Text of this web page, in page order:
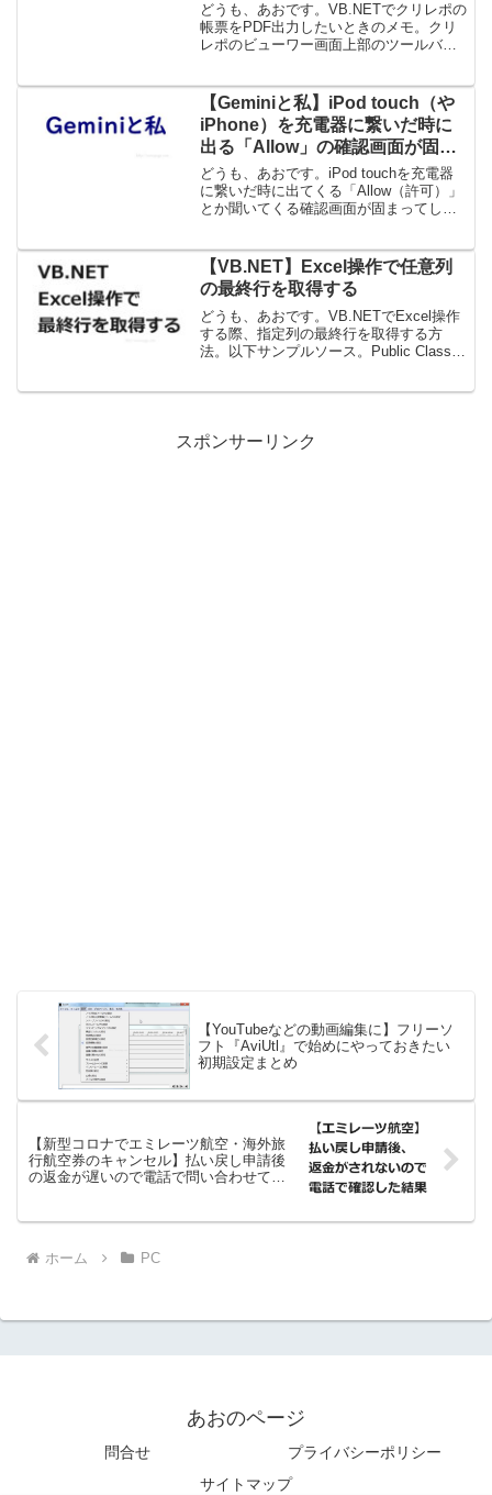
どうも、あおです。VB.NETでクリレポの
帳票をPDF出力したいときのメモ。クリ
レポのビューワー画面上部のツールバー
トのファイル名指定ができません。デフ
ォルトのファイ...
【Geminiと私】iPod touch（や
iPhone）を充電器に繋いだ時に
出る「Allow」の確認画面が固ま
った際の対処法
どうも、あおです。iPod touchを充電器
に繋いだ時に出てくる「Allow（許可）」
とか聞いてくる確認画面が固まってしま
ン押したり、電源ボタン何度か押しても
変わらず...
【VB.NET】Excel操作で任意列
の最終行を取得する
どうも、あおです。VB.NETでExcel操作
する際、指定列の最終行を取得する方
法。以下サンプルソース。Public Class
スポンサーリンク
【YouTubeなどの動画編集に】フリーソ
フト『AviUtl』で始めにやっておきたい
初期設定まとめ
【新型コロナでエミレーツ航空・海外旅
行航空券のキャンセル】払い戻し申請後
の返金が遅いので電話で問い合わせてみ
ホーム PC
あおのページ
問合せ
プライバシーポリシー
サイトマップ